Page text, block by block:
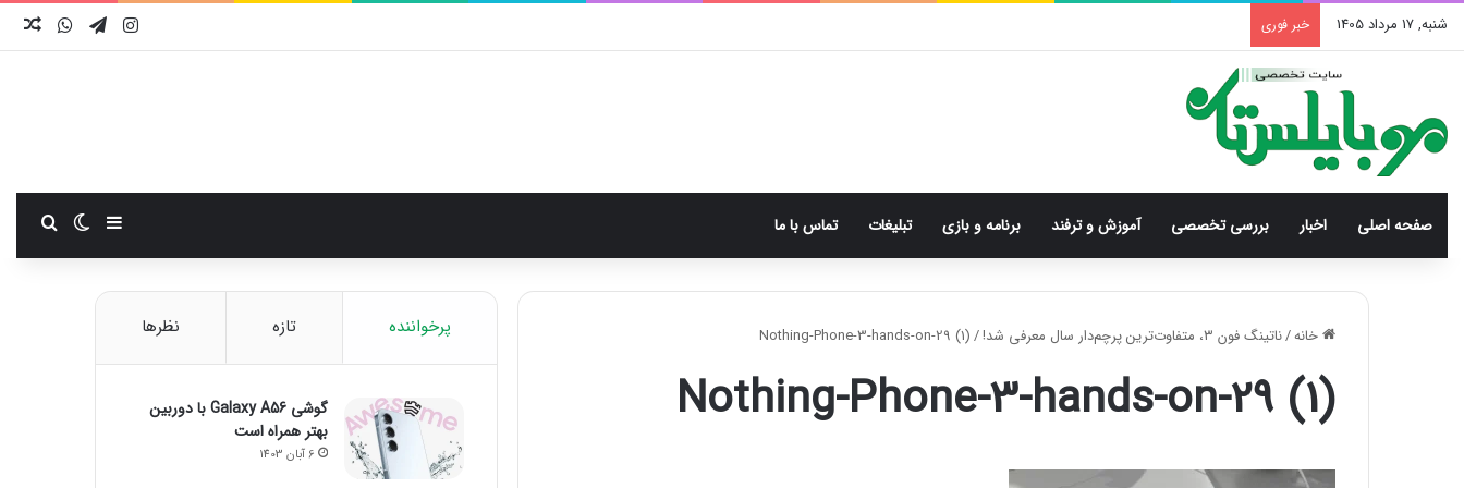
شنبه, 17 مرداد 1405 خبر فوری اینستاگرام
تلگرام واتس
صفحه اصلی اخبار بررسی‌ تخصصی آموزش و ترفند برنامه و بازی تبلیغات تماس با ما سایدبارتغییر
خانه/ناتینگ فون ۳، متفاوت‌ترین پرچم‌دار سال معرفی شد! /
Nothing-Phone-3-hands-on-29 (1)
Nothing-Phone-3-hands-on-29 (1)
پرخواننده تازه نظرها
گوشی Galaxy A56 با دوربین
بهتر همراه است
6 آبان 1403